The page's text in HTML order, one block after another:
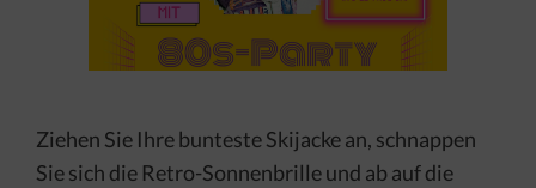
Ziehen Sie Ihre bunteste Skijacke an, schnappen
Sie sich die Retro-Sonnenbrille und ab auf die